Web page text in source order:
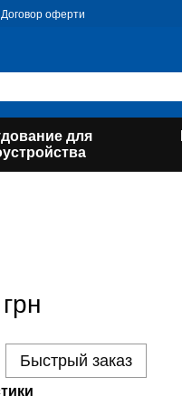
Договор оферти
для
Быстрый заказ